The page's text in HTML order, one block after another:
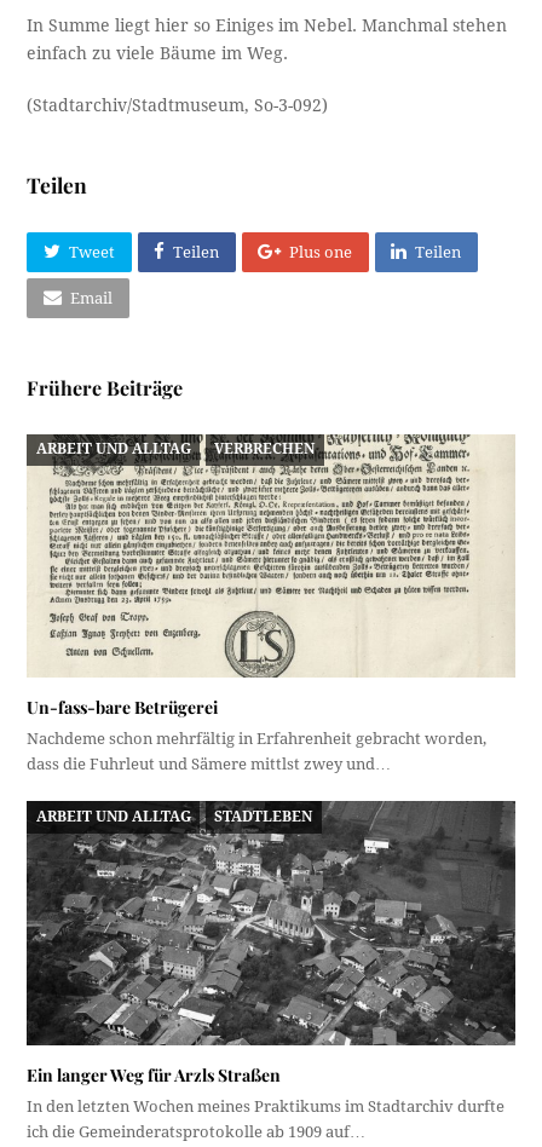
In Summe liegt hier so Einiges im Nebel. Manchmal stehen
einfach zu viele Bäume im Weg.
(Stadtarchiv/Stadtmuseum, So-3-092)
Teilen
Tweet Teilen Plus one Teilen
Email
Frühere Beiträge
ARBEIT UND ALLTAG VERBRECHEN
Un-fass-bare Betrügerei
Nachdeme schon mehrfältig in Erfahrenheit gebracht worden,
dass die Fuhrleut und Sämere mittlst zwey und…
ARBEIT UND ALLTAG STADTLEBEN
Ein langer Weg für Arzls Straßen
In den letzten Wochen meines Praktikums im Stadtarchiv durfte
ich die Gemeinderatsprotokolle ab 1909 auf…